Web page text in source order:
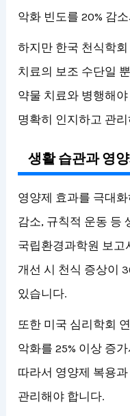
악화 빈도를 20% 감
하지만 한국 천식학
치료의 보조 수단일
약물 치료와 병행해
명확히 인지하고 관
생활 습관과 영
영양제 효과를 극대
감소, 규칙적 운동 등
국립환경과학원 보고
개선 시 천식 증상이
있습니다.
또한 미국 심리학회
악화를 25% 이상 증
따라서 영양제 복용
관리해야 합니다.